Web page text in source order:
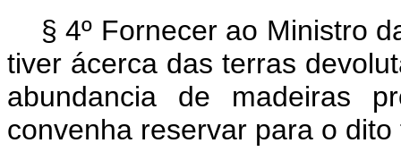
§ 4º Fornecer ao Ministro
tiver ácerca das terras
abundancia de madeiras
convenha reservar para o dito